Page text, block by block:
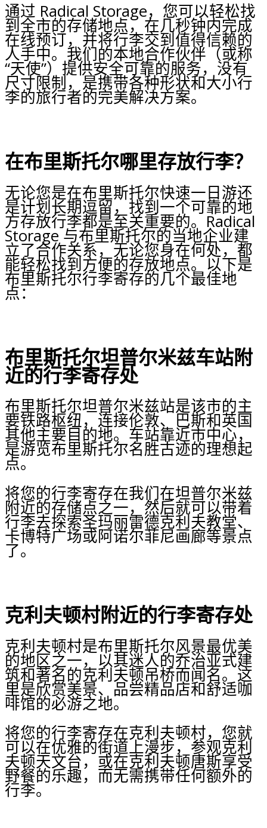
通过 Radical Storage，您可以轻松找
到全市的存储地点，在几秒钟内完成
在线预订，并将行李交到值得信赖的
人手中。我们的本地合作伙伴（或称
“天使”）提供安全可靠的服务，没有
尺寸限制，是携带各种形状和大小行
李的旅行者的完美解决方案。
在布里斯托尔哪里存放行李？
无论您是在布里斯托尔快速一日游还
是计划长期逗留，找到一个可靠的地
方存放行李都是至关重要的。Radical
Storage 与布里斯托尔的当地企业建
立了合作关系，无论您身在何处，都
能轻松找到方便的存放地点。以下是
布里斯托尔行李寄存的几个最佳地
点：
布里斯托尔坦普尔米兹车站附
近的行李寄存处
布里斯托尔坦普尔米兹站是该市的主
要铁路枢纽，连接伦敦、巴斯和英国
其他主要目的地。车站靠近市中心，
是游览布里斯托尔名胜古迹的理想起
点。
将您的行李寄存在我们在坦普尔米兹
附近的存储点之一，然后就可以带着
行李去探索圣玛丽雷德克利夫教堂、
卡博特广场或阿诺尔菲尼画廊等景点
了。
克利夫顿村附近的行李寄存处
克利夫顿村是布里斯托尔风景最优美
的地区之一，以其迷人的乔治亚式建
筑和著名的克利夫顿吊桥而闻名。这
里是欣赏美景、品尝精品店和舒适咖
啡馆的必游之地。
将您的行李寄存在克利夫顿村，您就
可以在优雅的街道上漫步，参观克利
夫顿天文台，或在克利夫顿唐斯享受
野餐的乐趣，而无需携带任何额外的
行李。